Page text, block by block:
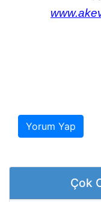
Yorum Yap
Çok